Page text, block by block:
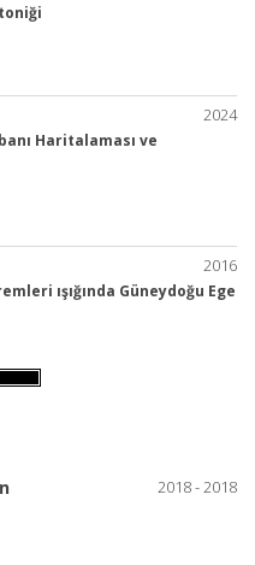
2024
Haritalaması ve
2016
ışığında Güneydoğu Ege
2018 - 2018